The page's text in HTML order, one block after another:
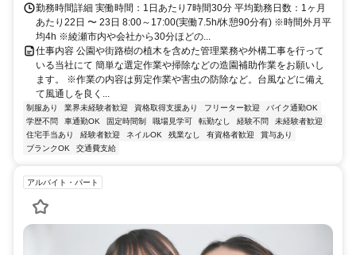
勤務時間詳細 実働時間：1日あたり7時間30分 平均勤務日数：1ヶ月
あたり22日 〜 23日 8:00～17:00(実働7.5h/休憩90分有) ※時間外月平
均4h ※綾瀬市内や会社から30分ほどの...
仕事内容 公園や街路樹の植木を含めた管理業務や外構工事を行って
いる当社にて 簡単な選定作業や掃除などの造園補助作業をお願いし
ます。 ※作業の内容は剪定作業や害虫の防除など。台風などに備え
て風通しを良く...
制服あり 業界未経験者歓迎 資格取得支援あり フリーター歓迎
バイク通勤OK
学歴不問
車通勤OK 固定時間制 職場見学可 転勤なし 経験不問
未経験者歓迎
住宅手当あり
経験者歓迎 ネイルOK 残業なし 有資格者歓迎
賞与あり
ブランクOK
交通費支給
アルバイト・パート